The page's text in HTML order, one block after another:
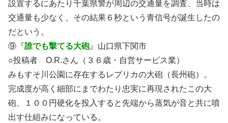
設置するにあたり千葉県警が周辺の交通量を調査、当時は
交通量も少なく、その結果６秒という青信号が誕生したの
だという。
⑨『誰でも撃てる大砲』山口県下関市
○投稿者 O.R.さん（３６歳・自営サービス業）
みもすそ川公園に存在するレプリカの大砲（長州砲）。
完成度が高く細部にまでわたり忠実に再現されたこの大
砲、１００円硬化を投入すると先端から蒸気が音と共に噴
出す仕組みになっている。